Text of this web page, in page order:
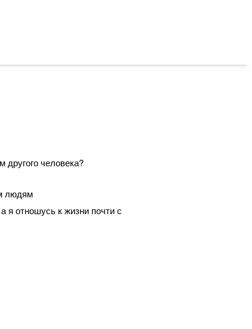
другого человека?
людям
я отношусь к жизни почти с